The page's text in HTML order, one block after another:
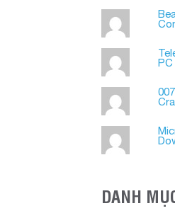
PC
DANH